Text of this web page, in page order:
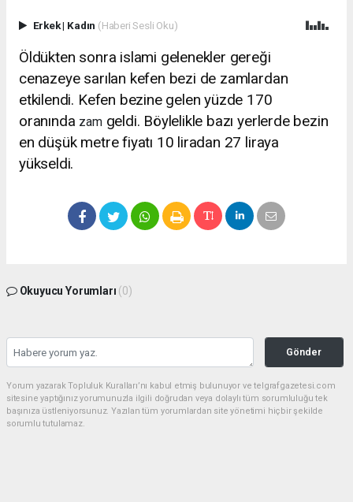
Erkek| Kadın (Haberi Sesli Oku)
Öldükten sonra islami gelenekler gereği
cenazeye sarılan kefen bezi de zamlardan
etkilendi. Kefen bezine gelen yüzde 170
oranında zamgeldi. Böylelikle bazı yerlerde bezin
en düşük metre fiyatı 10 liradan 27 liraya
yükseldi.
Okuyucu Yorumları (0)
Gönder
Yorum yazarak Topluluk Kuralları’nı kabul etmiş bulunuyor ve telgrafgazetesi.com
sitesine yaptığınız yorumunuzla ilgili doğrudan veya dolaylı tüm sorumluluğu tek
başınıza üstleniyorsunuz. Yazılan tüm yorumlardan site yönetimi hiçbir şekilde
sorumlu tutulamaz.